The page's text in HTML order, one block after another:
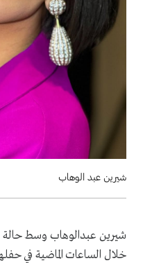
شيرين عبد الوهاب
شيرين عبدالوهاب وسط حالة
خلال الساعات الماضية في